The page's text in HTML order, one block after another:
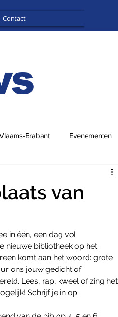
Contact
Brabant Evenementen
van
in één, een dag vol
nieuwe bibliotheek op het
komt aan het woord: grote
ons jouw gedicht of
Lees, rap, kweel of zing het
Schrijf je in op: